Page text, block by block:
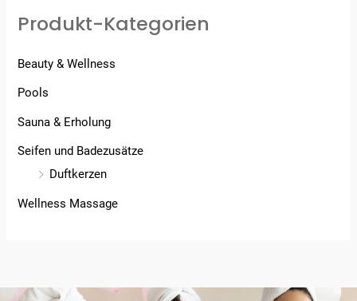
Produkt-Kategorien
Beauty & Wellness
Pools
Sauna & Erholung
Seifen und Badezusätze
Duftkerzen
Wellness Massage